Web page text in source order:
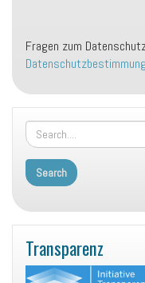
Fragen zum
Transparenz